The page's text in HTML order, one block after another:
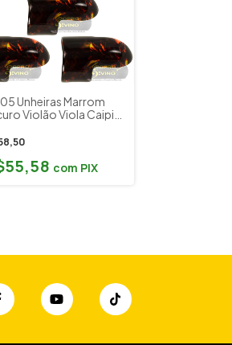
Unheiras Marrom
Violão Viola Caipira
com PIX